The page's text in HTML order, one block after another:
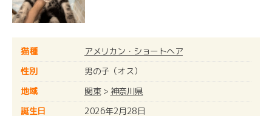
猫種
アメリカン・ショートヘア
性別
男の子（オス）
地域
関東> 神奈川県
誕生日
2026年2月28日